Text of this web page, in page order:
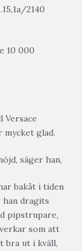
2140
10 000
Versace
mycket glad.
säger han,
bakåt i tiden
han dragits
pipstrupare,
som att
bra ut i kväll,